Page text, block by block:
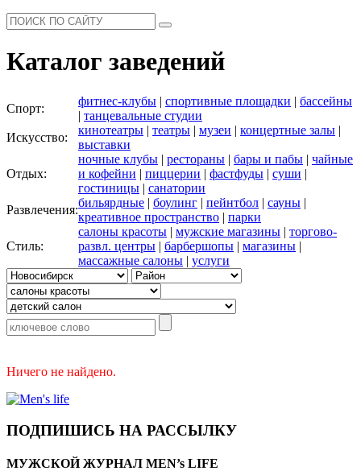
Каталог заведений
Спорт:
фитнес-клубы | спортивные площадки | бассейны
| танцевальные студии
Искусство:
кинотеатры | театры | музеи | концертные залы |
выставки
Отдых:
ночные клубы | рестораны | бары и пабы | чайные
и кофейни | пиццерии | фастфуды | суши |
гостиницы | санатории
Развлечения:
бильярдные | боулинг | пейнтбол | сауны |
креативное пространство | парки
Стиль:
салоны красоты | мужские магазины | торгово-
развл. центры | барбершопы | магазины |
массажные салоны | услуги
Ничего не найдено.
ПОДПИШИСЬ НА РАССЫЛКУ
МУЖСКОЙ ЖУРНАЛ MEN’s LIFE